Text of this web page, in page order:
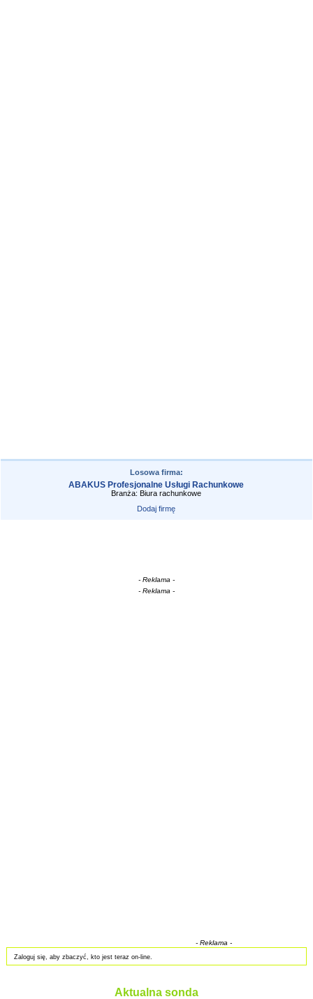
Losowa firma:
ABAKUS Profesjonalne Usługi Rachunkowe
Branża: Biura rachunkowe
Dodaj firmę
- Reklama -
- Reklama -
- Reklama -
Zaloguj się, aby zbaczyć, kto jest teraz on-line.
Aktualna sonda